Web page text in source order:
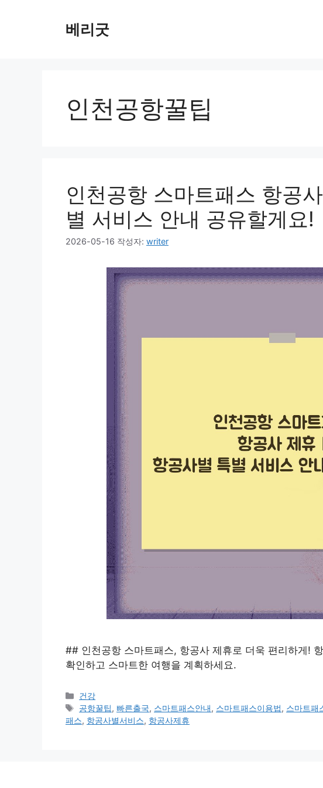
베리굿
인천공항꿀팁
인천공항 스마트패스 항공
별 서비스 안내 공유할게요!
2026-05-16 작성자: writer
## 인천공항 스마트패스, 항공사 제휴로 더욱 편리하게!
확인하고 스마트한 여행을 계획하세요.
카
테
고
건강
태
그
공항꿀팁, 빠른출국, 스마트패스안내, 스마트패스이용법, 스마트패
패스, 항공사별서비스, 항공사제휴